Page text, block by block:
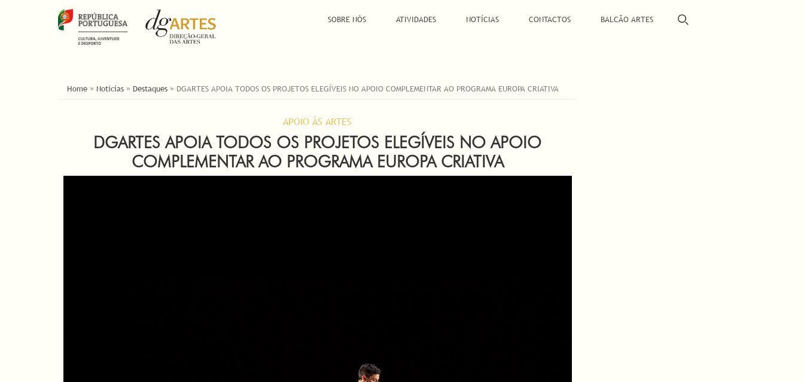
SOBRE NÓS ATIVIDADES NOTÍCIAS CONTACTOS BALCÃO ARTES
ESTÁ AQUI
Home » Notícias » Destaques » DGARTES APOIA TODOS OS PROJETOS ELEGÍVEIS NO APOIO COMPLEMENTAR AO PROGRAMA EUROPA CRIATIVA
APOIO ÀS ARTES
DGARTES APOIA TODOS OS PROJETOS ELEGÍVEIS NO APOIO
COMPLEMENTAR AO PROGRAMA EUROPA CRIATIVA